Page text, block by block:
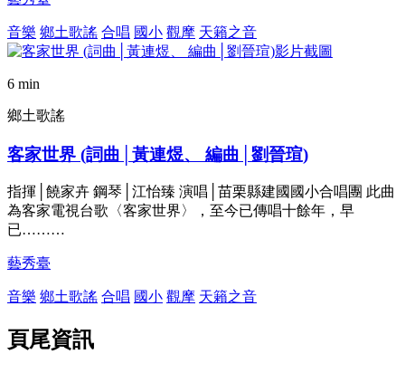
音樂 鄉土歌謠 合唱 國小 觀摩 天籟之音
6 min
鄉土歌謠
客家世界 (詞曲│黃連煜、 編曲│劉晉瑄)
指揮│饒家卉 鋼琴│江怡臻 演唱│苗栗縣建國國小合唱團 此曲
為客家電視台歌〈客家世界〉，至今已傳唱十餘年，早
已………
藝秀臺
音樂 鄉土歌謠 合唱 國小 觀摩 天籟之音
頁尾資訊